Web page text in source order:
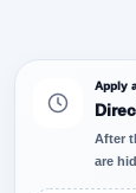
Apply
After
are